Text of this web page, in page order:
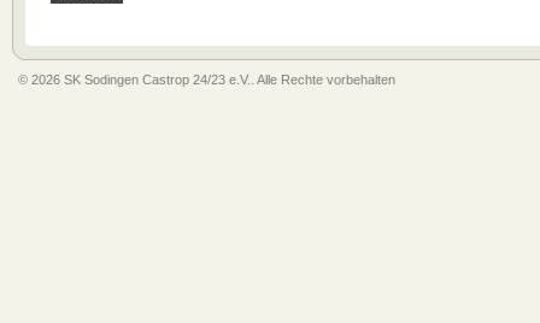
© 2026 SK Sodingen Castrop 24/23 e.V.. Alle Rechte vorbehalten